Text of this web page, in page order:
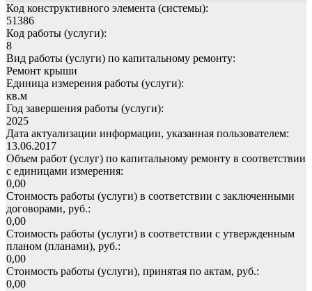
Код конструктивного элемента (системы):
51386
Код работы (услуги):
8
Вид работы (услуги) по капитальному ремонту:
Ремонт крыши
Единица измерения работы (услуги):
кв.м
Год завершения работы (услуги):
2025
Дата актуализации информации, указанная пользователем:
13.06.2017
Объем работ (услуг) по капитальному ремонту в соответствии
с единицами измерения:
0,00
Стоимость работы (услуги) в соответствии с заключенными
договорами, руб.:
0,00
Стоимость работы (услуги) в соответствии с утвержденным
планом (планами), руб.:
0,00
Стоимость работы (услуги), принятая по актам, руб.:
0,00